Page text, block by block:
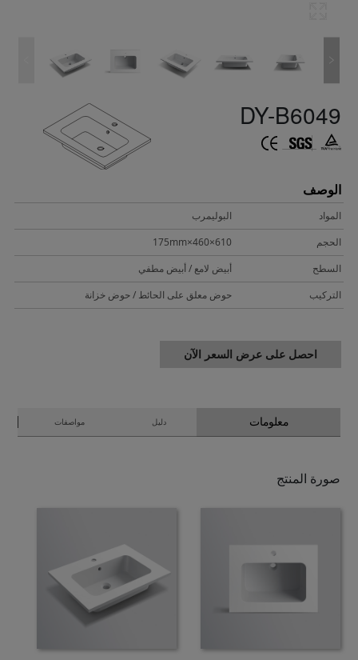
DY-B6049
الوصف
المواد
البوليمرب
الحجم
610×460×175mm
السطح
أبيض لامع / أبيض مطفي
التركيب
حوض معلق على الحائط / حوض خزانة
احصل على عرض السعر الآن
معلومات دليل مواصفات
صورة المنتج